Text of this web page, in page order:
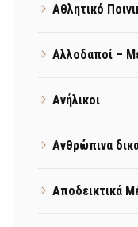
Αθλητικό
Αλλοδαποί –
Ανήλικοι
Ανθρώπινα
Αποδεικτικά